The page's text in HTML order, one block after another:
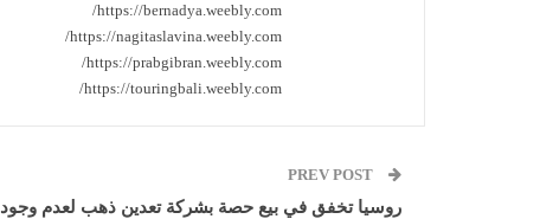
https://bernadya.weebly.com/
https://nagitaslavina.weebly.com/
https://prabgibran.weebly.com/
https://touringbali.weebly.com/
روسيا تخفق في بيع حصة بشركة تعدين ذهب لعدم وجود